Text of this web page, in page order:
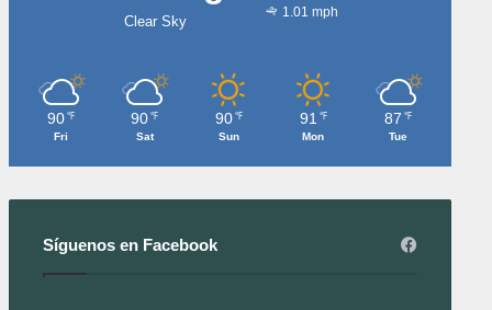
Clear Sky
1.01 mph
90 ℉
Fri
90 ℉
Sat
90 ℉
Sun
91 ℉
Mon
87 ℉
Tue
Síguenos en Facebook